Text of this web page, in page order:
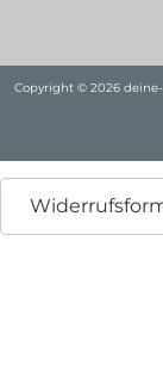
Copyright © 2026